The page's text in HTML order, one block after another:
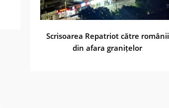
Scrisoarea Repatriot către românii
din afara granițelor